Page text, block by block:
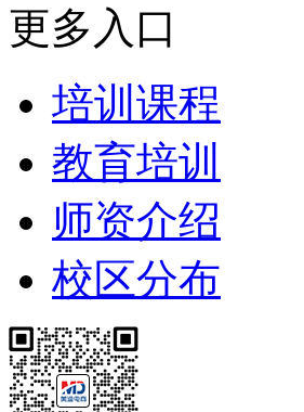
更多入口
培训课程
教育培训
师资介绍
校区分布